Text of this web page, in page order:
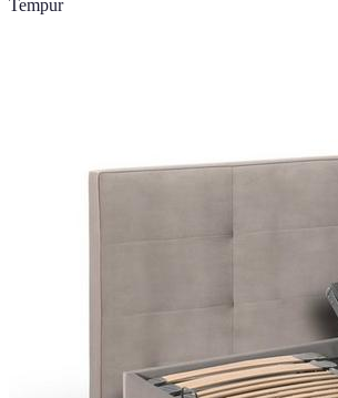
Tempur